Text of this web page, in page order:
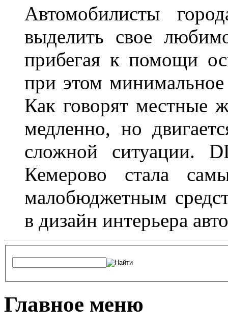
Автомобилисты
выделить свое
прибегая к помощи
при этом минимальное
Как говорят местные
медленно, но
сложной ситуации.
Кемерово стала
малобюджетным
в дизайн интерьера
Главное меню